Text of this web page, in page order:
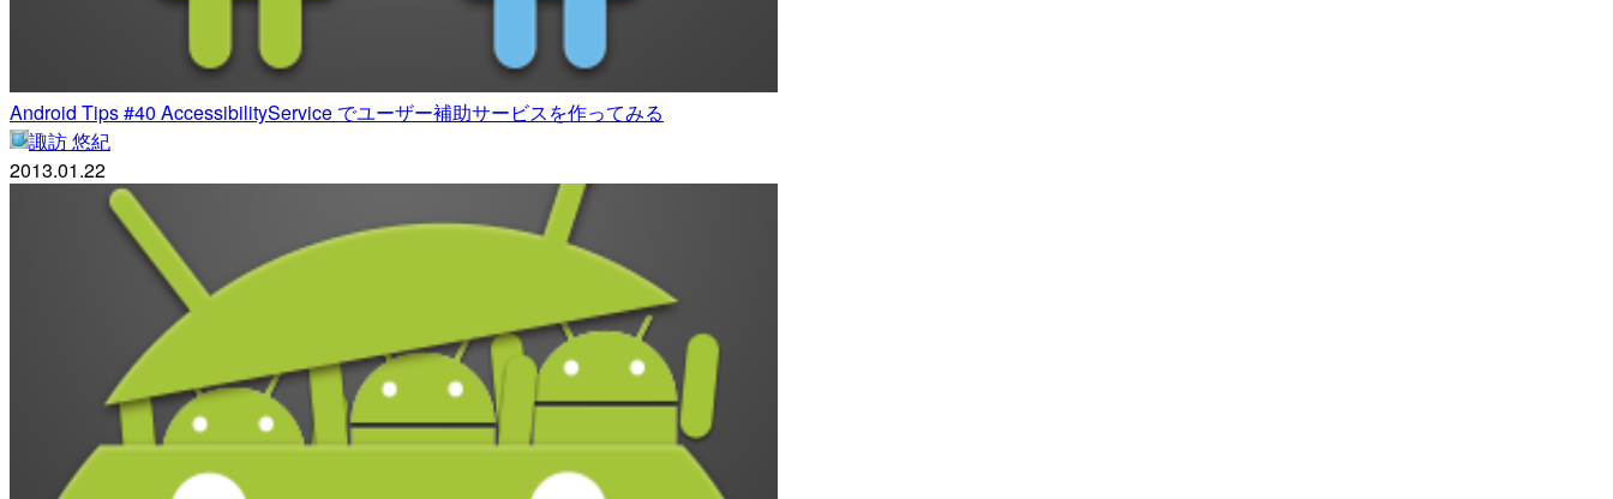
Android Tips #40 AccessibilityService でユーザー補助サービスを作ってみる
諏訪 悠紀
2013.01.22